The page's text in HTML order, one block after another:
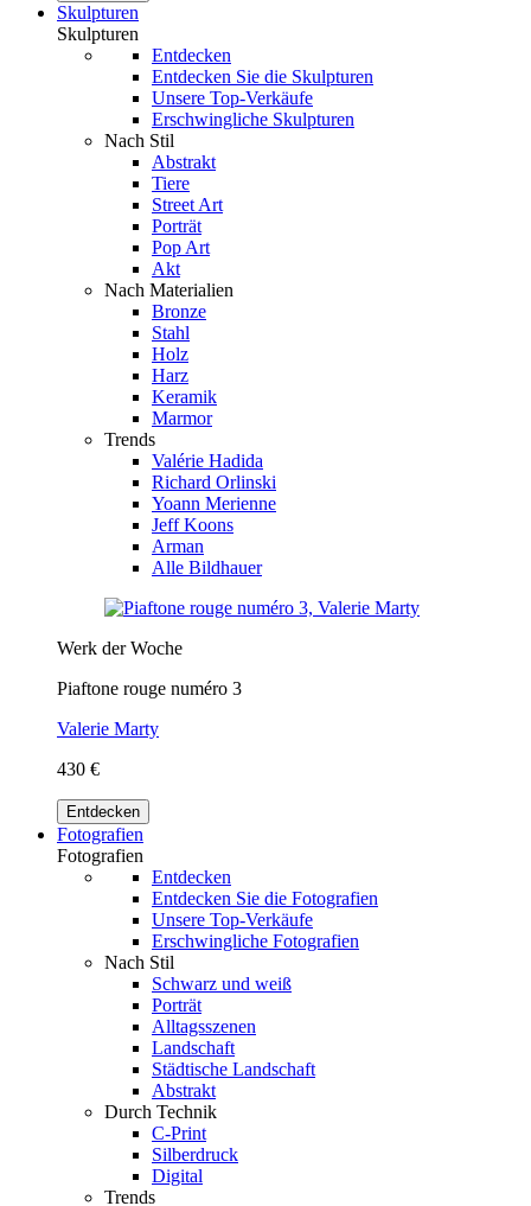
Skulpturen
Skulpturen
Entdecken
Entdecken Sie die Skulpturen
Unsere Top-Verkäufe
Erschwingliche Skulpturen
Nach Stil
Abstrakt
Tiere
Street Art
Porträt
Pop Art
Akt
Nach Materialien
Bronze
Stahl
Holz
Harz
Keramik
Marmor
Trends
Valérie Hadida
Richard Orlinski
Yoann Merienne
Jeff Koons
Arman
Alle Bildhauer
Werk der Woche
Piaftone rouge numéro 3
Valerie Marty
430 €
Entdecken
Fotografien
Fotografien
Entdecken
Entdecken Sie die Fotografien
Unsere Top-Verkäufe
Erschwingliche Fotografien
Nach Stil
Schwarz und weiß
Porträt
Alltagsszenen
Landschaft
Städtische Landschaft
Abstrakt
Durch Technik
C-Print
Silberdruck
Digital
Trends